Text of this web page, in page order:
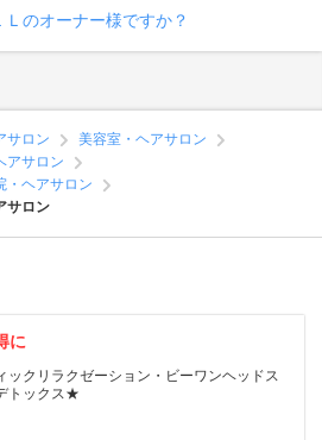
Ｌのオーナー様ですか？
サロン
美容室・ヘアサロン
アサロン
・ヘアサロン
サロン
に
ックリラクゼーション・ビーワンヘッドス
トックス★